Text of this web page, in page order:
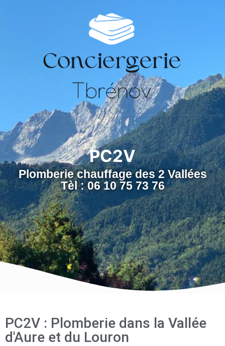
PC2V
Plomberie chauffage des 2 Vallées
Tèl : 06 10 75 73 76
PC2V : Plomberie dans la Vallée
d'Aure et du Louron